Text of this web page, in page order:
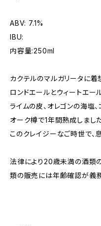
ABV: 7.1%
IBU:
内容量:250ml
カクテルのマルガリータに着
ロンドエールとウィートエー
ライムの皮、オレゴンの海塩
オーク樽で1年間熟成しました
このクレイジーなご時世で、
法律により20歳未満の酒類
類の販売には年齢確認が義